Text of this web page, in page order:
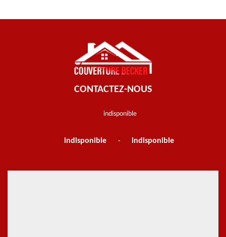
CONTACTEZ-NOUS
indisponible
indisponible - indisponible